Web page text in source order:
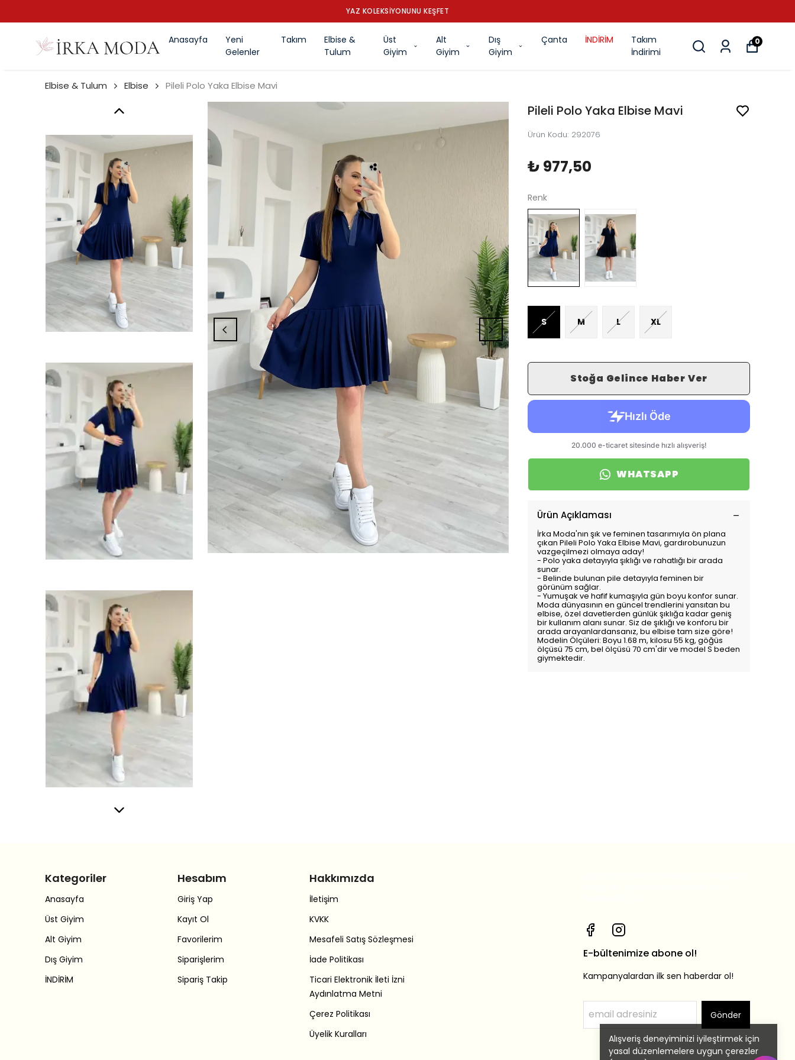
YAZ KOLEKSİYONUNU KEŞFET
Anasayfa
Yeni
Gelenler
Takım
Elbise &
Tulum
Üst
Giyim
Alt
Giyim
Dış
Giyim
Çanta İNDİRİM
Takım
İndirimi
0
Alışveriş deneyiminizi iyileştirmek için
yasal düzenlemelere uygun çerezler
Elbise & Tulum Elbise Pileli Polo Yaka Elbise Mavi
Pileli Polo Yaka Elbise Mavi
Ürün Kodu: 292076
₺ 977,50
Renk
S M L XL
Stoğa Gelince Haber Ver
WHATSAPP
Ürün Açıklaması
İrka Moda'nın şık ve feminen tasarımıyla ön plana
çıkan Pileli Polo Yaka Elbise Mavi, gardırobunuzun
vazgeçilmezi olmaya aday!
- Polo yaka detayıyla şıklığı ve rahatlığı bir arada
sunar.
- Belinde bulunan pile detayıyla feminen bir
görünüm sağlar.
- Yumuşak ve hafif kumaşıyla gün boyu konfor sunar.
Moda dünyasının en güncel trendlerini yansıtan bu
elbise, özel davetlerden günlük şıklığa kadar geniş
bir kullanım alanı sunar. Siz de şıklığı ve konforu bir
arada arayanlardansanız, bu elbise tam size göre!
Modelin Ölçüleri: Boyu 1.68 m, kilosu 55 kg, göğüs
ölçüsü 75 cm, bel ölçüsü 70 cm'dir ve model S beden
giymektedir.
Kategoriler
Anasayfa
Üst Giyim
Alt Giyim
Dış Giyim
İNDİRİM
Hesabım
Giriş Yap
Kayıt Ol
Favorilerim
Siparişlerim
Sipariş Takip
Hakkımızda
İletişim
KVKK
Mesafeli Satış Sözleşmesi
İade Politikası
Ticari Elektronik İleti İzni
Aydınlatma Metni
Çerez Politikası
Üyelik Kuralları
E-bültenimize abone ol!
Kampanyalardan ilk sen haberdar ol!
Gönder